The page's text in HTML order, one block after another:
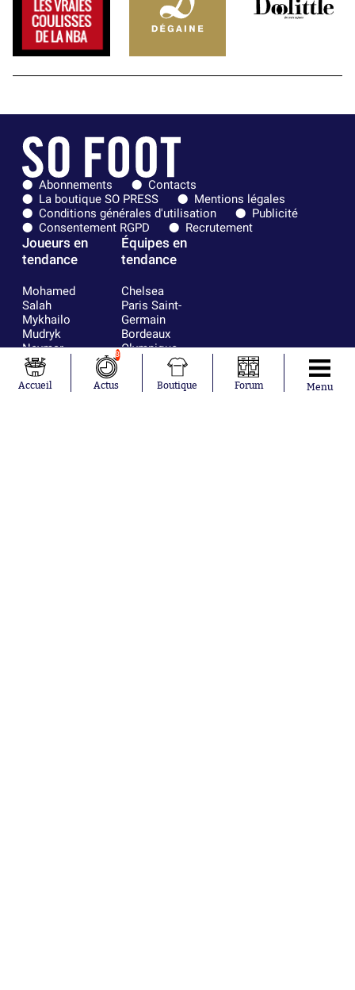
Abonnements
Contacts
La boutique SO PRESS
Mentions légales
Conditions générales d'utilisation
Publicité
Consentement RGPD
Recrutement
Joueurs en
tendance
Mohamed
Salah
Mykhailo
Mudryk
Neymar
Khalis Merah
Loïs Openda
Moussa
Équipes en
tendance
Chelsea
Paris Saint-
Germain
Bordeaux
Olympique
Real Madrid
Accueil
8
Actus Boutique Forum Menu